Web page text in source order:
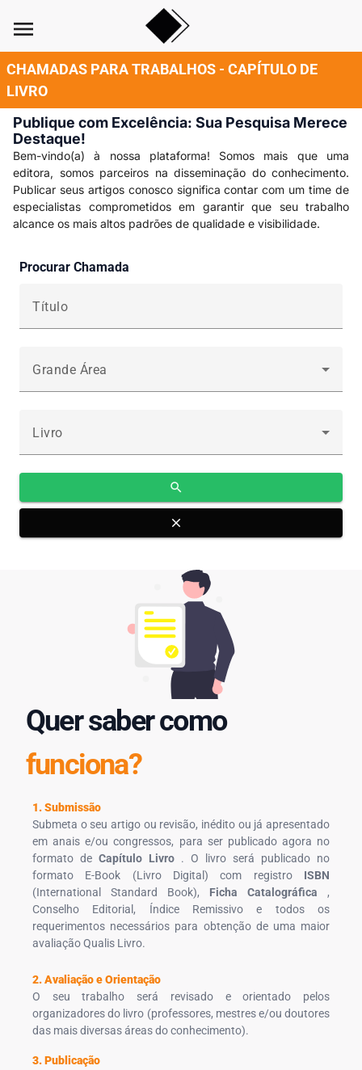
menu
CHAMADAS PARA TRABALHOS - CAPÍTULO DE
LIVRO
Publique com Excelência: Sua Pesquisa Merece
Destaque!
Bem-vindo(a) à nossa plataforma! Somos mais que uma
editora, somos parceiros na disseminação do conhecimento.
Publicar seus artigos conosco significa contar com um time de
especialistas comprometidos em garantir que seu trabalho
alcance os mais altos padrões de qualidade e visibilidade.
Procurar Chamada
Título
Grande Área
Livro
search
close
Quer saber como
funciona?
1. Submissão
Submeta o seu artigo ou revisão, inédito ou já apresentado
em anais e/ou congressos, para ser publicado agora no
formato de Capítulo Livro . O livro será publicado no
formato E-Book (Livro Digital) com registro ISBN
(International Standard Book), Ficha Catalográfica ,
Conselho Editorial, Índice Remissivo e todos os
requerimentos necessários para obtenção de uma maior
avaliação Qualis Livro.
2. Avaliação e Orientação
O seu trabalho será revisado e orientado pelos
organizadores do livro (professores, mestres e/ou doutores
das mais diversas áreas do conhecimento).
3. Publicação